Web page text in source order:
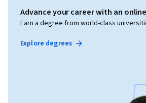
Advance your career with an
Earn a degree from world-class
Explore degrees